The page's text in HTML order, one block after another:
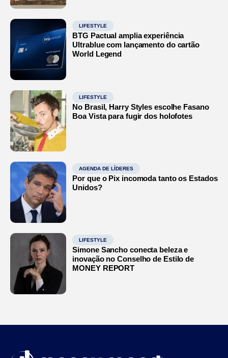
LIFESTYLE
BTG Pactual amplia experiência
Ultrablue com lançamento do cartão
World Legend
LIFESTYLE
No Brasil, Harry Styles escolhe Fasano
Boa Vista para fugir dos holofotes
AGENDA DE LÍDERES
Por que o Pix incomoda tanto os Estados
Unidos?
LIFESTYLE
Simone Sancho conecta beleza e
inovação no Conselho de Estilo de
MONEY REPORT